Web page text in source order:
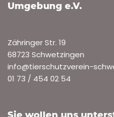
Umgebung e.V.
Zähringer Str. 19
68723 Schwetzingen
info@tierschutzverein-
01 73 / 454 02 54